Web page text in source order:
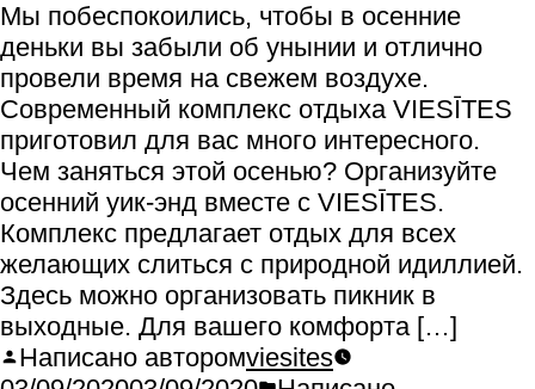
Мы побеспокоились, чтобы в осенние
деньки вы забыли об унынии и отлично
провели время на свежем воздухе.
Современный комплекс отдыха VIESĪTES
приготовил для вас много интересного.
Чем заняться этой осенью? Организуйте
осенний уик-энд вместе с VIESĪTES.
Комплекс предлагает отдых для всех
желающих слиться с природной идиллией.
Здесь можно организовать пикник в
выходные. Для вашего комфорта […]
Написано авторомviesites